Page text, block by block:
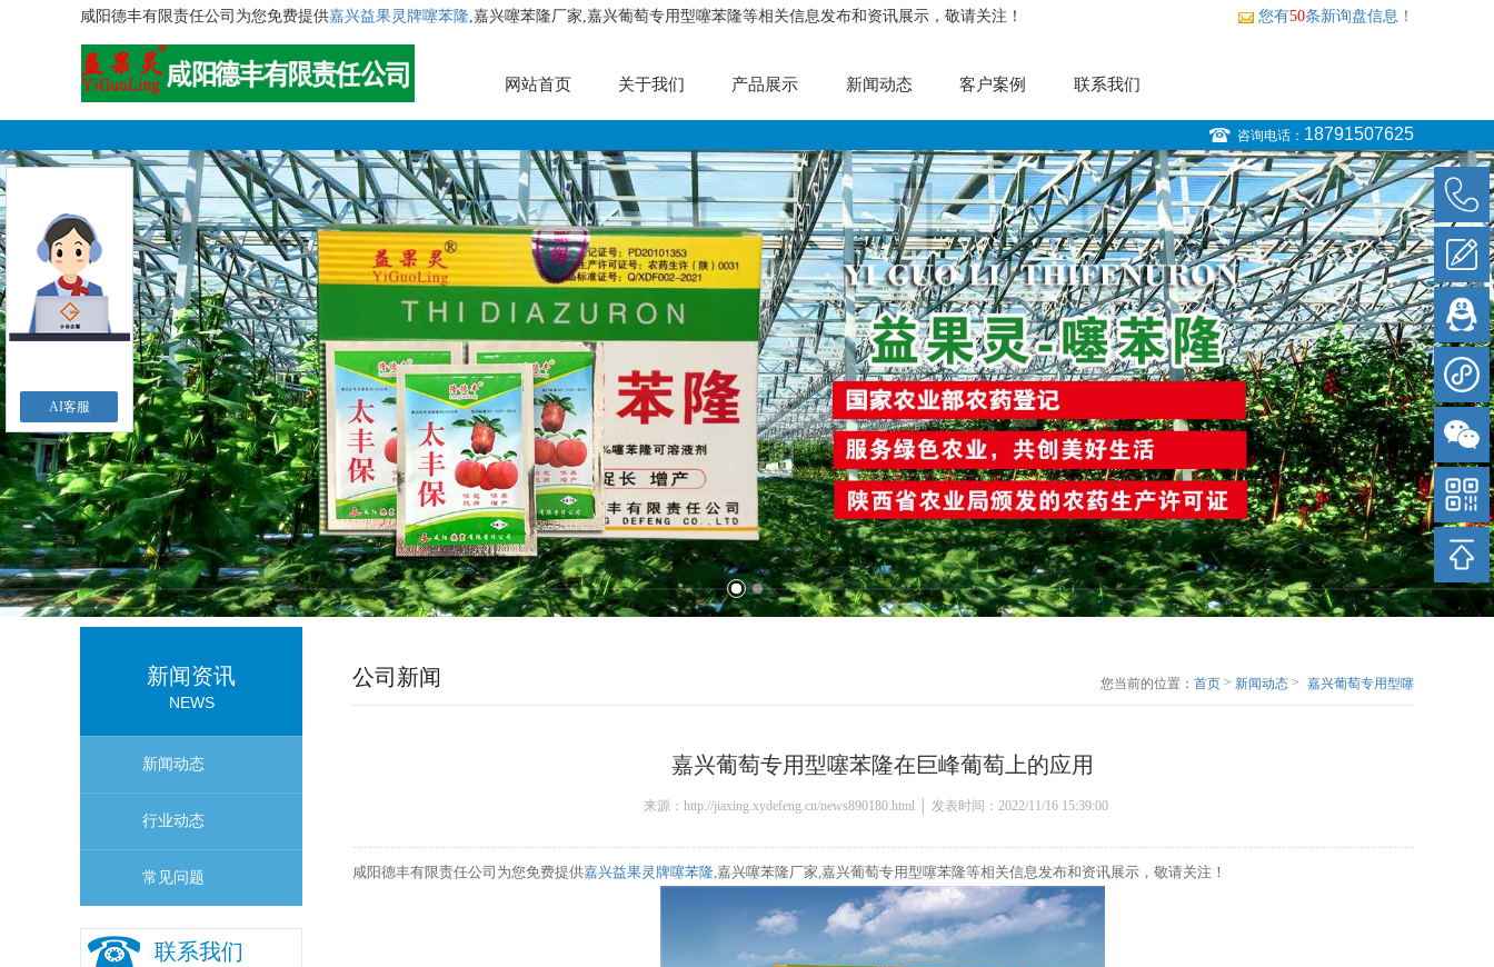
咸阳德丰有限责任公司为您免费提供嘉兴益果灵牌噻苯隆,嘉兴噻苯隆厂家,嘉兴葡萄专用型噻苯隆等相关信息发布和资讯展示，敬请关注！ 您有50条新询盘信息！
网站首页 关于我们 产品展示 新闻动态 客户案例 联系我们
咨询电话： 18791507625
新闻资讯
NEWS
新闻动态
行业动态
常见问题
联系我们
公司新闻 您当前的位置： 首页 > 新闻动态 > 嘉兴葡萄专用型噻
嘉兴葡萄专用型噻苯隆在巨峰葡萄上的应用
来源：http://jiaxing.xydefeng.cn/news890180.html │ 发表时间：2022/11/16 15:39:00
咸阳德丰有限责任公司为您免费提供嘉兴益果灵牌噻苯隆,嘉兴噻苯隆厂家,嘉兴葡萄专用型噻苯隆等相关信息发布和资讯展示，敬请关注！
AI客服